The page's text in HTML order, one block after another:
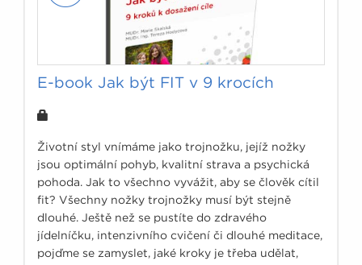
E-book Jak být FIT v 9 krocích
Životní styl vnímáme jako trojnožku, jejíž nožky
jsou optimální pohyb, kvalitní strava a psychická
pohoda. Jak to všechno vyvážit, aby se člověk cítil
fit? Všechny nožky trojnožky musí být stejně
dlouhé. Ještě než se pustíte do zdravého
jídelníčku, intenzivního cvičení či dlouhé meditace,
pojďme se zamyslet, jaké kroky je třeba udělat,